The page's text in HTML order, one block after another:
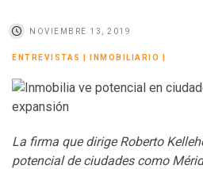
NOVIEMBRE 13, 2019
ENTREVISTAS INMOBILIARIO
La firma que dirige Roberto
potencial de ciudades como